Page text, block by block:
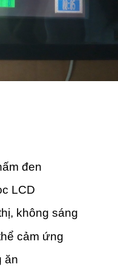
đen
LCD
không sáng
cảm ứng
ăn